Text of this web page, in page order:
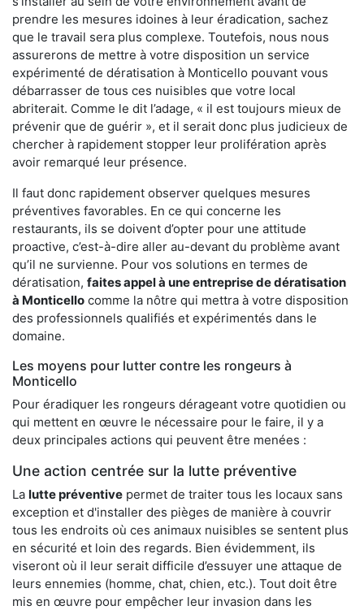
prendre les mesures idoines à leur éradication, sachez
que le travail sera plus complexe. Toutefois, nous nous
assurerons de mettre à votre disposition un service
expérimenté de dératisation à Monticello pouvant vous
débarrasser de tous ces nuisibles que votre local
abriterait. Comme le dit l’adage, « il est toujours mieux de
prévenir que de guérir », et il serait donc plus judicieux de
chercher à rapidement stopper leur prolifération après
avoir remarqué leur présence.
Il faut donc rapidement observer quelques mesures
préventives favorables. En ce qui concerne les
restaurants, ils se doivent d’opter pour une attitude
proactive, c’est-à-dire aller au-devant du problème avant
qu’il ne survienne. Pour vos solutions en termes de
dératisation, faites appel à une entreprise de dératisation
à Monticello comme la nôtre qui mettra à votre disposition
des professionnels qualifiés et expérimentés dans le
domaine.
Les moyens pour lutter contre les rongeurs à
Monticello
Pour éradiquer les rongeurs dérageant votre quotidien ou
qui mettent en œuvre le nécessaire pour le faire, il y a
deux principales actions qui peuvent être menées :
Une action centrée sur la lutte préventive
La lutte préventive permet de traiter tous les locaux sans
exception et d'installer des pièges de manière à couvrir
tous les endroits où ces animaux nuisibles se sentent plus
en sécurité et loin des regards. Bien évidemment, ils
viseront où il leur serait difficile d’essuyer une attaque de
leurs ennemies (homme, chat, chien, etc.). Tout doit être
mis en œuvre pour empêcher leur invasion dans les